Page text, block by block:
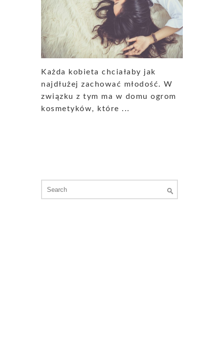
Każda kobieta chciałaby jak
najdłużej zachować młodość. W
związku z tym ma w domu ogrom
kosmetyków, które ...
for: